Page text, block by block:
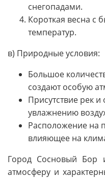
снегопадами.
Короткая весна с
температур.
в) Природные условия:
Большое
создают особую
Присутствие рек
увлажнению
Расположение на
влияющее на
Город Сосновый Бор
атмосферу и